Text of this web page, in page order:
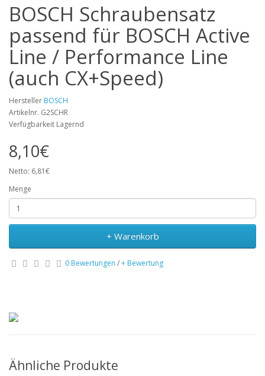
BOSCH Schraubensatz
passend für BOSCH Active
Line / Performance Line
(auch CX+Speed)
Hersteller BOSCH
Artikelnr. G2SCHR
Verfügbarkeit Lagernd
8,10€
Netto: 6,81€
Menge
+ Warenkorb
0 Bewertungen /+ Bewertung
Ähnliche Produkte